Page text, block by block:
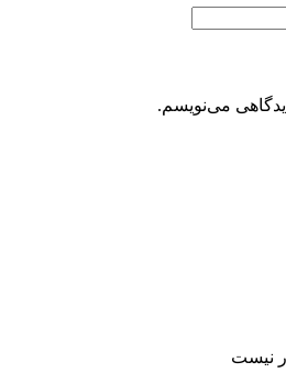
می‌نویسم.